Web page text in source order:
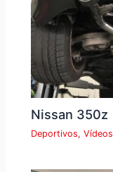
Nissan 350z
Deportivos,Vídeos